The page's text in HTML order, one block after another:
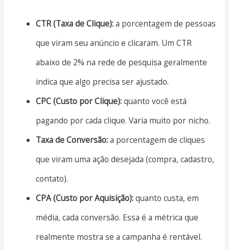
CTR (Taxa de Clique):a porcentagem de pessoas
que viram seu anúncio e clicaram. Um CTR
abaixo de 2% na rede de pesquisa geralmente
indica que algo precisa ser ajustado.
CPC (Custo por Clique):quanto você está
pagando por cada clique. Varia muito por nicho.
Taxa de Conversão:a porcentagem de cliques
que viram uma ação desejada (compra, cadastro,
contato).
CPA (Custo por Aquisição):quanto custa, em
média, cada conversão. Essa é a métrica que
realmente mostra se a campanha é rentável.